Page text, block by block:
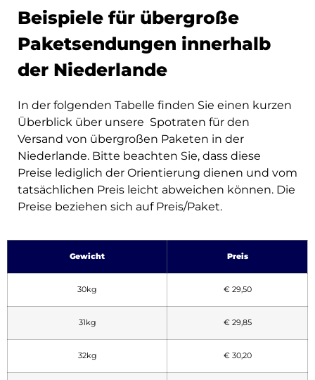
Beispiele für übergroße
Paketsendungen innerhalb
der Niederlande
In der folgenden Tabelle finden Sie einen kurzen
Überblick über unsere Spotraten für den
Versand von übergroßen Paketen in der
Niederlande. Bitte beachten Sie, dass diese
Preise lediglich der Orientierung dienen und vom
tatsächlichen Preis leicht abweichen können. Die
Preise beziehen sich auf Preis/Paket.
Gewicht Preis
30kg € 29,50
31kg € 29,85
32kg € 30,20